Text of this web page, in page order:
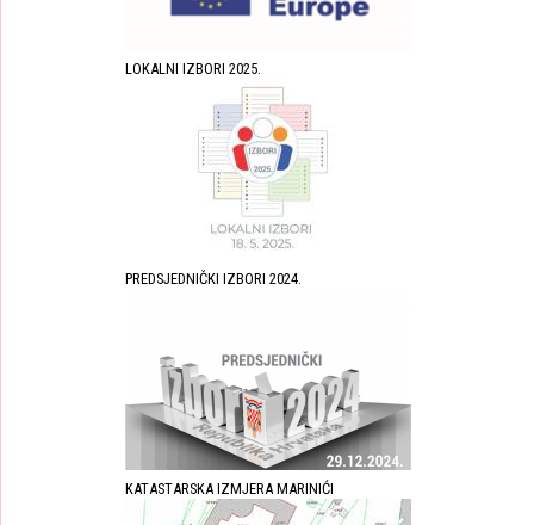
LOKALNI IZBORI 2025.
PREDSJEDNIČKI IZBORI 2024.
KATASTARSKA IZMJERA MARINIĆI